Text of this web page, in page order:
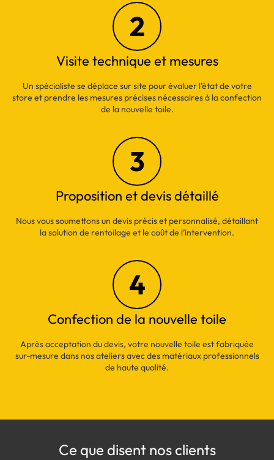
2
Visite technique et mesures
Un spécialiste se déplace sur site pour évaluer l’état de votre
store et prendre les mesures précises nécessaires à la confection
de la nouvelle toile.
3
Proposition et devis détaillé
Nous vous soumettons un devis précis et personnalisé, détaillant
la solution de rentoilage et le coût de l’intervention.
4
Confection de la nouvelle toile
Après acceptation du devis, votre nouvelle toile est fabriquée
sur-mesure dans nos ateliers avec des matériaux professionnels
de haute qualité.
Ce que disent nos clients